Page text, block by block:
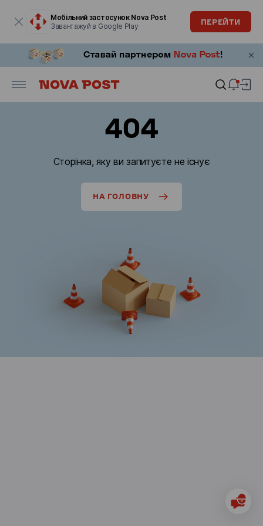
Мобільний застосунок Nova Post
Завантажуй в Google Play
ПЕРЕЙТИ
404
Сторінка, яку ви запитуєте не існує
НА ГОЛОВНУ